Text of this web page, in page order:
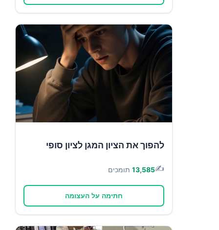
להפוך את הציון המגן לציון סופי
✍️
13,585 תומכים
חתימה על העצומה